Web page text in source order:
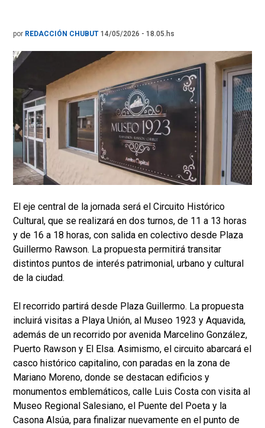
por REDACCIÓN CHUBUT 14/05/2026 - 18.05.hs
El eje central de la jornada será el Circuito Histórico
Cultural, que se realizará en dos turnos, de 11 a 13 horas
y de 16 a 18 horas, con salida en colectivo desde Plaza
Guillermo Rawson. La propuesta permitirá transitar
distintos puntos de interés patrimonial, urbano y cultural
de la ciudad.
El recorrido partirá desde Plaza Guillermo. La propuesta
incluirá visitas a Playa Unión, al Museo 1923 y Aquavida,
además de un recorrido por avenida Marcelino González,
Puerto Rawson y El Elsa. Asimismo, el circuito abarcará el
casco histórico capitalino, con paradas en la zona de
Mariano Moreno, donde se destacan edificios y
monumentos emblemáticos, calle Luis Costa con visita al
Museo Regional Salesiano, el Puente del Poeta y la
Casona Alsúa, para finalizar nuevamente en el punto de